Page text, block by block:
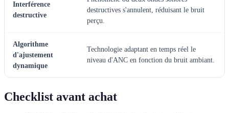
Interférence
destructive
destructives s'annulent, réduisant le bruit
perçu.
Algorithme
d'ajustement
dynamique
Technologie adaptant en temps réel le
niveau d'ANC en fonction du bruit ambiant.
Checklist avant achat